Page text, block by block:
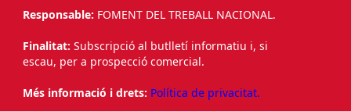
Responsable: FOMENT DEL TREBALL NACIONAL.
Finalitat: Subscripció al butlletí informatiu i, si
escau, per a prospecció comercial.
Més informació i drets: Política de privacitat.